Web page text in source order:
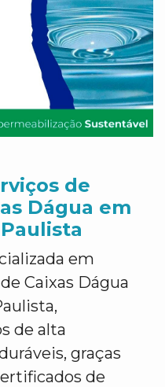
de
Dágua em
em
Caixas Dágua
de alta
graças
de